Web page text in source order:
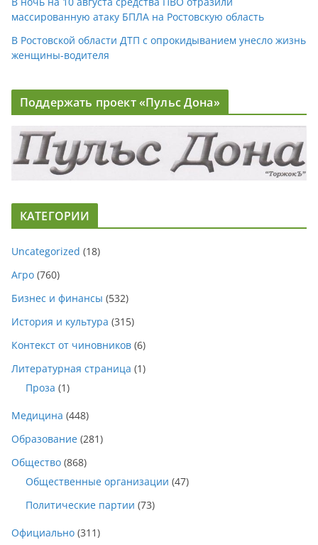
массированную атаку БПЛА на Ростовскую область
В Ростовской области ДТП с опрокидыванием унесло жизнь
женщины-водителя
Поддержать проект «Пульс Дона»
КАТЕГОРИИ
Uncategorized (18)
Агро (760)
Бизнес и финансы (532)
История и культура (315)
Контекст от чиновников (6)
Литературная страница (1)
Проза (1)
Медицина (448)
Образование (281)
Общество (868)
Общественные организации (47)
Политические партии (73)
Официально (311)